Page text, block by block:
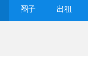
圈子 出租